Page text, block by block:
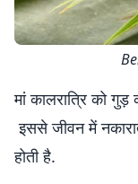
मां कालरात्रि को गुड़
इससे जीवन में
होती है.